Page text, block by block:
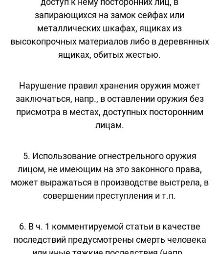
запирающихся на замок сейфах или
металлических шкафах, ящиках из
высокопрочных материалов либо в деревянных
ящиках, обитых жестью.
Нарушение правил хранения оружия может
заключаться, напр., в оставлении оружия без
присмотра в местах, доступных посторонним
лицам.
5. Использование огнестрельного оружия
лицом, не имеющим на это законного права,
может выражаться в производстве выстрела, в
совершении преступления и т.п.
6. В ч. 1 комментируемой статьи в качестве
последствий предусмотрены смерть человека